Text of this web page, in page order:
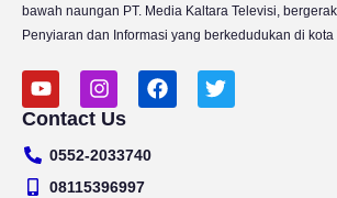
bawah naungan PT. Media Kaltara Televisi,
Penyiaran dan Informasi yang berkedudukan di kota
Y
o
u
u
b
I
n
s
a
g
F
a
T
w
Contact Us
0552-2033740
08115396997